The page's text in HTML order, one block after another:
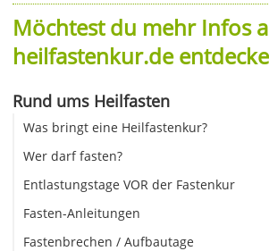
Möchtest du mehr Infos
heilfastenkur.de
Rund ums Heilfasten
Was bringt eine Heilfastenkur?
Wer darf fasten?
Entlastungstage VOR der Fastenkur
Fasten-Anleitungen
Fastenbrechen / Aufbautage